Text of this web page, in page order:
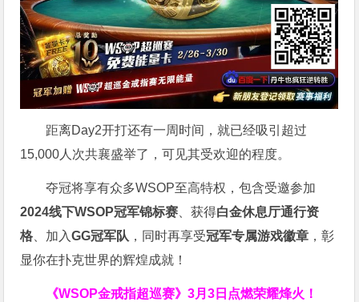
距离Day2开打还有一周时间，就已经吸引超过
15,000人次共襄盛举了，可见其受欢迎的程度。
夺冠将享有众多WSOP至高特权，包含受邀参加
2024线下WSOP冠军锦标赛、获得白金休息厅通行资
格、加入GG冠军队 ，同时再享受冠军专属游戏徽章 ，彰
显你在扑克世界的辉煌成就！
《WSOP金戒指超巡赛》3月3日点燃荣耀烽火！